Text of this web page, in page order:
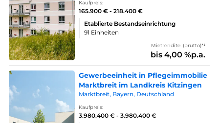
Kaufpreis:
165.900 € - 218.400 €
Etablierte Bestandseinrichtung
91 Einheiten
Mietrendite: (brutto)*¹
bis 4,00 %p.a.
Gewerbeeinheit in Pflegeimmobilie
Marktbreit im Landkreis Kitzingen
Marktbreit, Bayern, Deutschland
Kaufpreis:
3.980.400 € - 3.980.400 €